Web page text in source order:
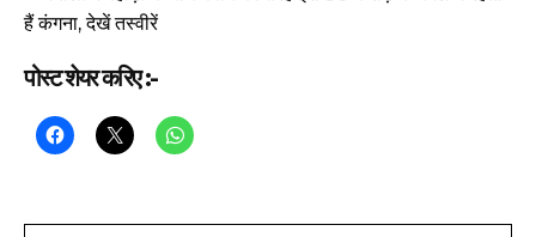
पोस्ट शेयर करिए :-